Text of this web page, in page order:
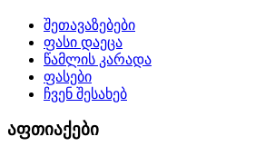
შეთავაზებები
ფასი დაეცა
წამლის კარადა
ფასები
ჩვენ შესახებ
აფთიაქები